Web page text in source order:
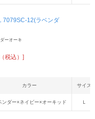
7079SC-12(ラベンダ
ーオーキ
税込）]
カラー サイズ
ンダー×ネイビー×オーキッド Ｌ